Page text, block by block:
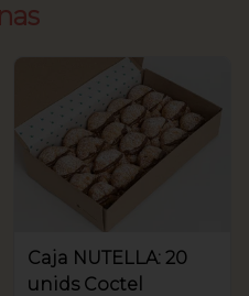
Caja NUTELLA: 20
unids Coctel